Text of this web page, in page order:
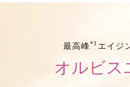
最高峰*1 エイジ
オルビス